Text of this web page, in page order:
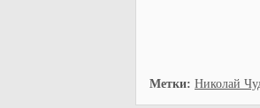
Метки: Николай